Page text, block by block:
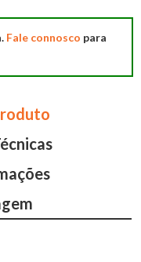
Fale connosco para